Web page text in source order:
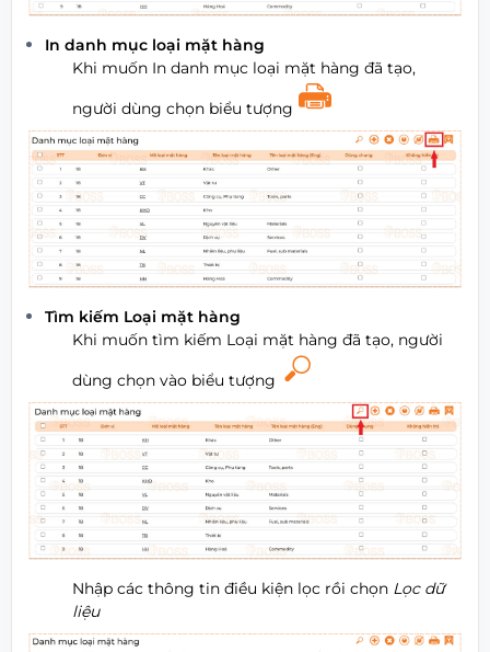
In danh mục loại mặt hàng
Khi muốn In danh mục loại mặt hàng đã tạo,
người dùng chọn biểu tượng
Tìm kiếm Loại mặt hàng
Khi muốn tìm kiếm Loại mặt hàng đã tạo, người
dùng chọn vào biểu tượng
Nhập các thông tin điều kiện lọc rồi chọn Lọc dữ
liệu